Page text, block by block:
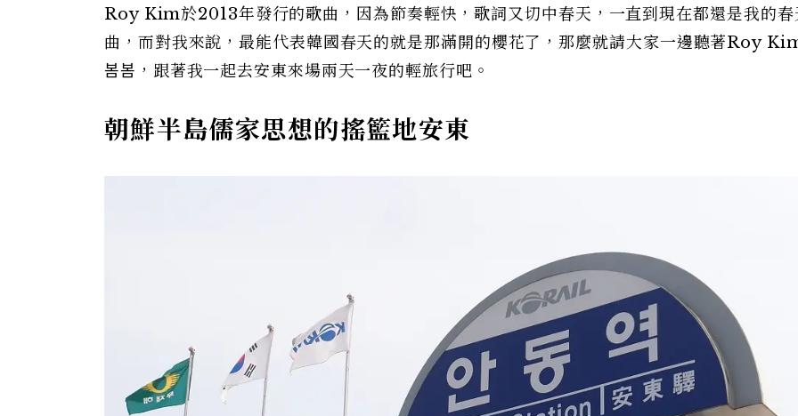
Roy Kim於2013年發行的歌曲，因為節奏輕快，歌詞又切中春天，一直到現在都還是我的春
曲，而對我來說，最能代表韓國春天的就是那滿開的櫻花了，那麼就請大家一邊聽著Roy
봄봄，跟著我一起去安東來場兩天一夜的輕旅行吧。
朝鮮半島儒家思想的搖籃地安東